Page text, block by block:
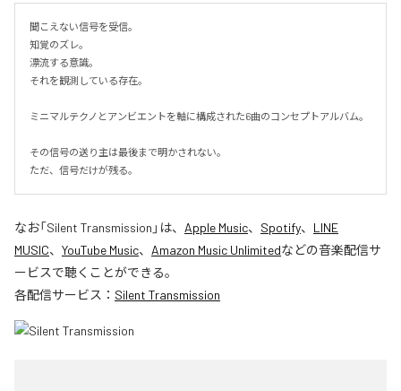
聞こえない信号を受信。
知覚のズレ。
漂流する意識。
それを観測している存在。
ミニマルテクノとアンビエントを軸に構成された6曲のコンセプトアルバム。
その信号の送り主は最後まで明かされない。
ただ、信号だけが残る。
なお「Silent Transmission 」は、 Apple Music、 Spotify、 LINE
MUSIC、 YouTube Music、 Amazon Music Unlimitedなどの音楽配信サ
ービスで聴くことができる。
各配信サービス： Silent Transmission